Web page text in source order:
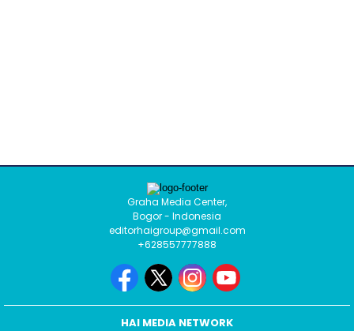
Graha Media Center,
Bogor - Indonesia
editorhaigroup@gmail.com
+628557777888
HAI MEDIA NETWORK